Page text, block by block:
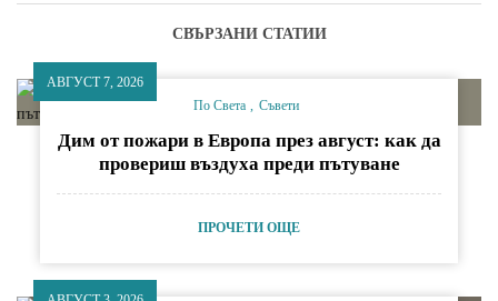
СВЪРЗАНИ СТАТИИ
АВГУСТ 7, 2026
По Света
Съвети
Дим от пожари в Европа през август: как да
провериш въздуха преди пътуване
ПРОЧЕТИ ОЩЕ